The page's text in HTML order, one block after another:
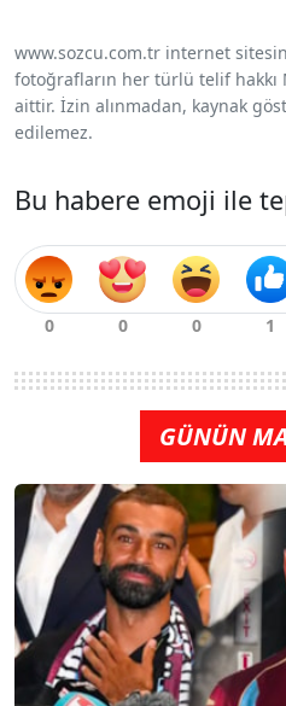
www.sozcu.com.tr internet
fotoğrafların her türlü telif hakkı
aittir. İzin alınmadan, kaynak
edilemez.
Bu habere emoji ile
GÜNÜN